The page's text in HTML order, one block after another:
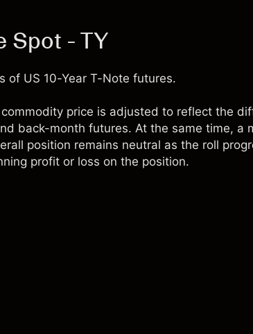
Spot - TY
of US 10-Year T-Note futures.
price is adjusted to reflect the
back-month futures. At the same time, a
position remains neutral as the roll
profit or loss on the position.